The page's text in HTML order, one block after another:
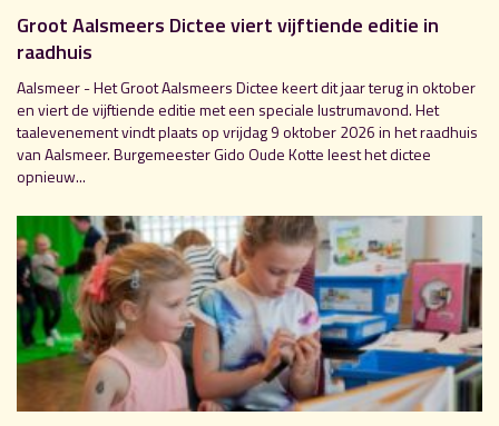
Groot Aalsmeers Dictee viert vijftiende editie in
raadhuis
Aalsmeer - Het Groot Aalsmeers Dictee keert dit jaar terug in oktober
en viert de vijftiende editie met een speciale lustrumavond. Het
taalevenement vindt plaats op vrijdag 9 oktober 2026 in het raadhuis
van Aalsmeer. Burgemeester Gido Oude Kotte leest het dictee
opnieuw...